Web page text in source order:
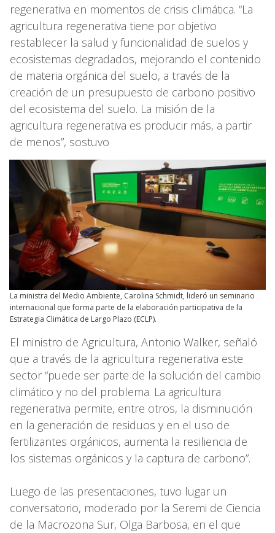
regenerativa en momentos de crisis climática. “La
agricultura regenerativa tiene por objetivo
restablecer la salud y funcionalidad de suelos y
ecosistemas degradados, mejorando el contenido
de materia orgánica del suelo, a través de la
creación de un presupuesto de carbono positivo
del ecosistema del suelo. La misión de la
agricultura regenerativa es producir más, a partir
de menos”, sostuvo
La ministra del Medio Ambiente, Carolina Schmidt, lideró un seminario
internacional que forma parte de la elaboración participativa de la
Estrategia Climática de Largo Plazo (ECLP).
El ministro de Agricultura, Antonio Walker, señaló
que a través de la agricultura regenerativa este
sector “puede ser parte de la solución del cambio
climático y no del problema. La agricultura
regenerativa permite, entre otros, la disminución
en la generación de residuos y en el uso de
fertilizantes orgánicos, aumenta la resiliencia de
los sistemas orgánicos y la captura de carbono”.
Luego de las presentaciones, tuvo lugar un
conversatorio, moderado por la Seremi de Ciencia
de la Macrozona Sur, Olga Barbosa, en el que